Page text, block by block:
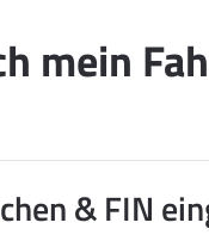
mein
& FIN